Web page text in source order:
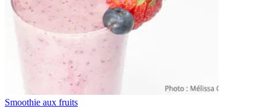
Smoothie aux fruits